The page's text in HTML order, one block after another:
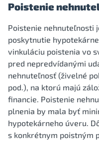
Poistenie
Poistenie nehnuteľnosti
poskytnutie
vinkuláciu poistenia vo
pred nepredvídanými
nehnuteľnosť (živelné
pod.), na ktorú majú
financie. Poistenie
plnenia by mala byť
hypotekárneho úveru.
s konkrétnym poistným